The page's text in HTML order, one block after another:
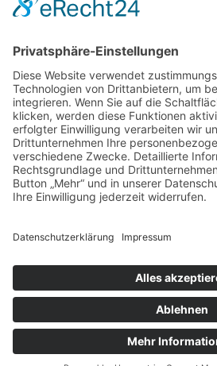
Gewinnspiele
Für Firmen
Impressum
Datenschutz
Erstellt mitWordPressund